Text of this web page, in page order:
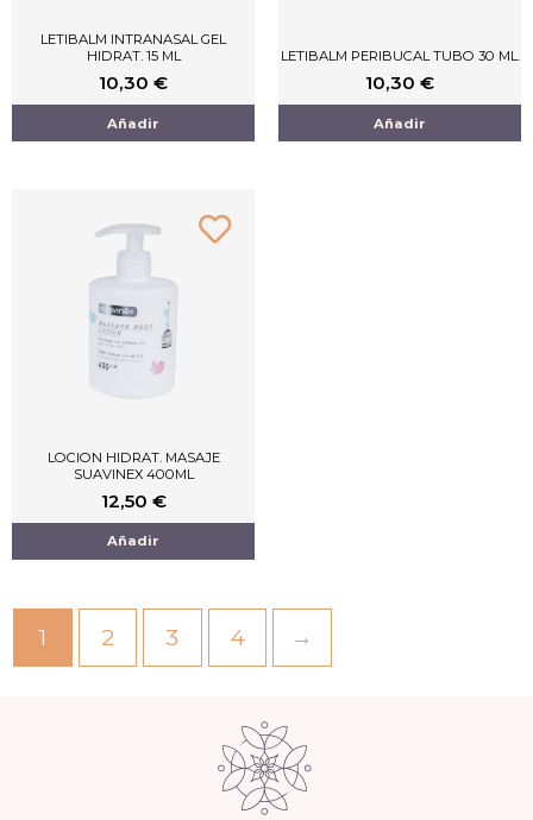
LETIBALM INTRANASAL GEL
HIDRAT. 15 ML
10,30 €
Añadir
LETIBALM PERIBUCAL TUBO 30 ML.
10,30 €
Añadir
LOCION HIDRAT. MASAJE
SUAVINEX 400ML
12,50 €
Añadir
1 2 3 4 →